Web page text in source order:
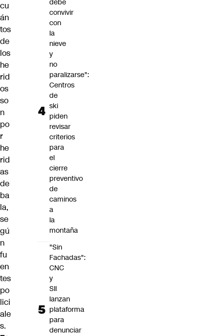
cu
án
tos
de
los
he
rid
os
so
n
po
r
he
rid
as
de
ba
la,
se
gú
n
fu
en
tes
po
lici
ale
s.
debe
convivir
con
la
nieve
y
no
paralizarse":
Centros
de
ski
piden
revisar
criterios
para
el
cierre
preventivo
de
caminos
a
la
montaña
"Sin
Fachadas":
CNC
y
SII
lanzan
plataforma
para
denunciar